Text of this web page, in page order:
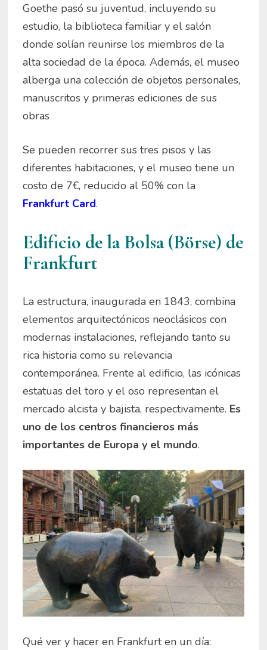
Goethe pasó su juventud, incluyendo su
estudio, la biblioteca familiar y el salón
donde solían reunirse los miembros de la
alta sociedad de la época. Además, el museo
alberga una colección de objetos personales,
manuscritos y primeras ediciones de sus
obras
Se pueden recorrer sus tres pisos y las
diferentes habitaciones, y el museo tiene un
costo de 7€, reducido al 50% con la
Frankfurt Card.
Edificio de la Bolsa (Börse) de
Frankfurt
La estructura, inaugurada en 1843, combina
elementos arquitectónicos neoclásicos con
modernas instalaciones, reflejando tanto su
rica historia como su relevancia
contemporánea. Frente al edificio, las icónicas
estatuas del toro y el oso representan el
mercado alcista y bajista, respectivamente. Es
uno de los centros financieros más
importantes de Europa y el mundo.
Qué ver y hacer en Frankfurt en un día: